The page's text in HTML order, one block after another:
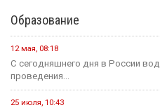
Образование
12 мая, 08:18
С сегодняшнего дня в России
проведения...
25 июля, 10:43